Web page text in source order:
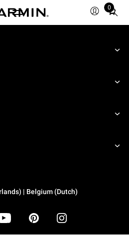
0
Total
items
cart:
| Belgium (Dutch)